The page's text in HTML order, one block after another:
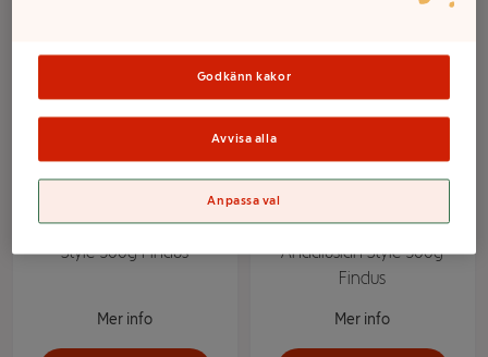
Ugnsgrönsaker Garden
Style 500g Findus
Mer info
Ugnsgrönsaker
Andalusian Style 500g
Findus
Mer info
Godkänn kakor
Avvisa alla
Anpassa val